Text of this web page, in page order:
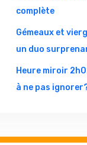
complète
Gémeaux et
un duo
Heure miroir
à ne pas